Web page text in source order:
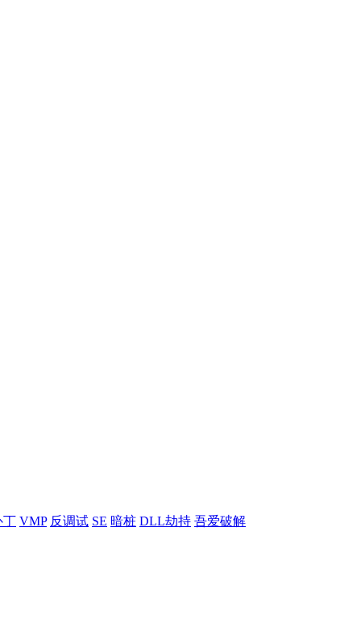
丁 VMP 反调试 SE 暗桩 DLL劫持 吾爱破解